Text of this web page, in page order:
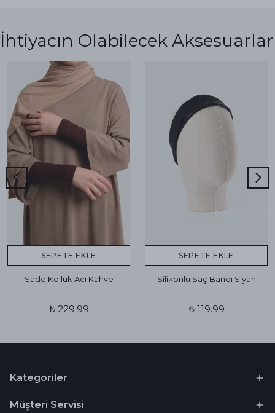
İhtiyacın Olabilecek Aksesuarlar
SEPETE EKLE
Sade Kolluk Acı Kahve
₺ 229.99
SEPETE EKLE
Silikonlu Saç Bandı Siyah
₺ 119.99
Kategoriler
Müşteri Servisi